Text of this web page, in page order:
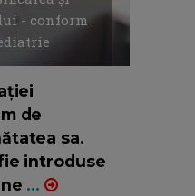
- conform
de
sa.
introduse
...